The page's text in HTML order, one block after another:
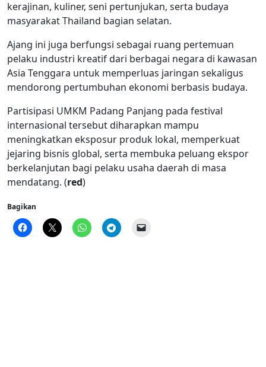
kerajinan, kuliner, seni pertunjukan, serta budaya
masyarakat Thailand bagian selatan.
Ajang ini juga berfungsi sebagai ruang pertemuan
pelaku industri kreatif dari berbagai negara di kawasan
Asia Tenggara untuk memperluas jaringan sekaligus
mendorong pertumbuhan ekonomi berbasis budaya.
Partisipasi UMKM Padang Panjang pada festival
internasional tersebut diharapkan mampu
meningkatkan eksposur produk lokal, memperkuat
jejaring bisnis global, serta membuka peluang ekspor
berkelanjutan bagi pelaku usaha daerah di masa
mendatang. (red)
Bagikan